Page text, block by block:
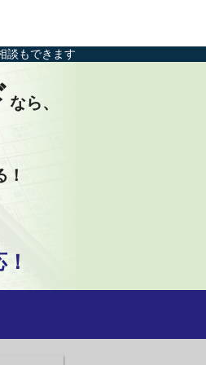
談もできます
なら、